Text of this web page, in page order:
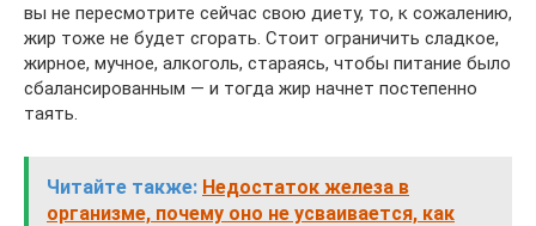
вы не пересмотрите сейчас свою диету, то, к сожалению,
жир тоже не будет сгорать. Стоит ограничить сладкое,
жирное, мучное, алкоголь, стараясь, чтобы питание было
сбалансированным — и тогда жир начнет постепенно
таять.
Читайте также: Недостаток железа в
организме, почему оно не усваивается, как